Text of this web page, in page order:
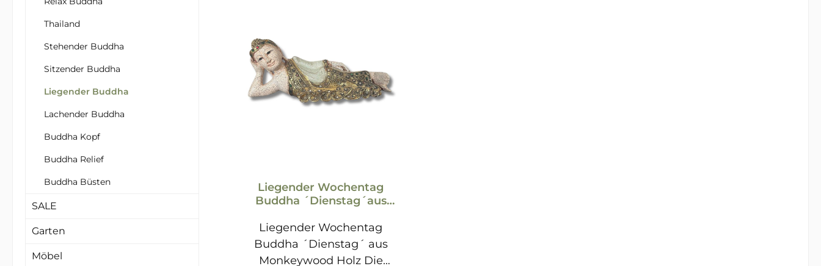
Thailand
Stehender Buddha
Sitzender Buddha
Liegender Buddha
Lachender Buddha
Buddha Kopf
Buddha Relief
Buddha Büsten
SALE
Garten
Möbel
Liegender Wochentag
Buddha ´Dienstag´aus
Liegender Wochentag
Buddha ´Dienstag´ aus
Monkeywood Holz Die